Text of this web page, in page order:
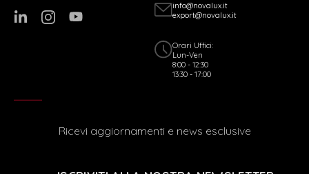
info@novalux.it
export@novalux.it
Orari Uffici:
Lun-Ven
8:00 - 12:30
13:30 - 17:00
Ricevi aggiornamenti e news esclusive